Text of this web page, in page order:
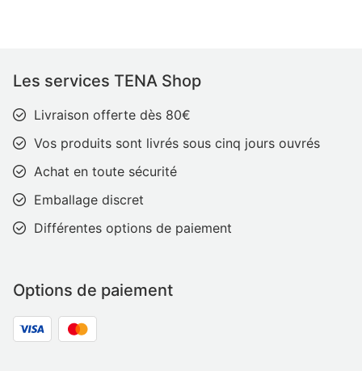
Les services TENA Shop
Livraison offerte dès 80€
Vos produits sont livrés sous cinq jours ouvrés
Achat en toute sécurité
Emballage discret
Différentes options de paiement
Options de paiement